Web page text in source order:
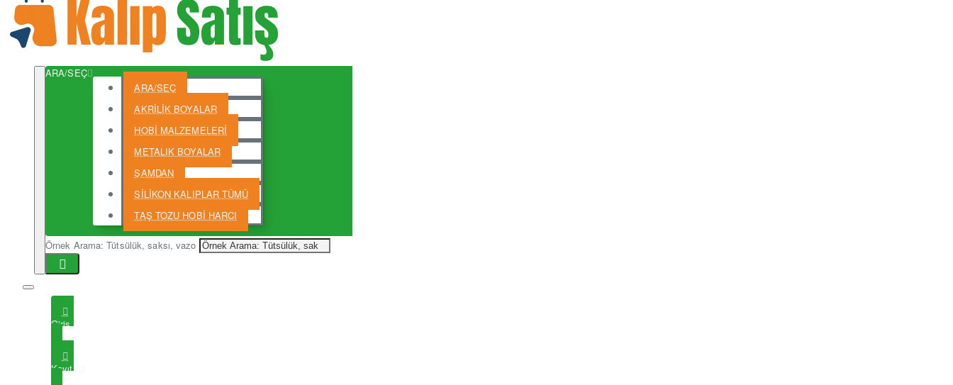
ARA/SEÇ
ARA/SEÇ
AKRİLİK BOYALAR
HOBİ MALZEMELERİ
METALIK BOYALAR
ŞAMDAN
SİLİKON KALIPLAR TÜMÜ
TAŞ TOZU HOBİ HARCI
Örnek Arama: Tütsülük, saksı, vazo
Giriş
Kayıt Ol